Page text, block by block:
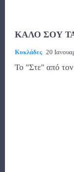
ΚΑΛΟ ΣΟΥ
Κυκλάδες 20
To "Στε" από